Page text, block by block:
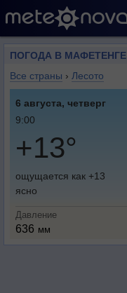
ПОГОДА В МАФЕТЕНГЕ
Все страны › Лесото
6 августа, четверг
9:00
+13°
ощущается как +13
ясно
Давление
636 мм